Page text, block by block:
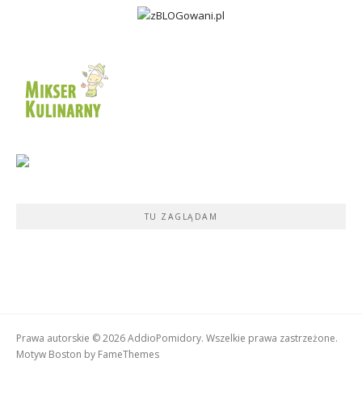
TU ZAGLĄDAM
Prawa autorskie © 2026 AddioPomidory. Wszelkie prawa zastrzeżone.
Motyw Boston by FameThemes